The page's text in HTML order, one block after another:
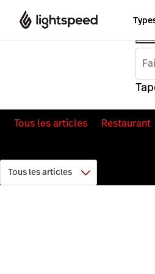
Tous les articles Restaurant